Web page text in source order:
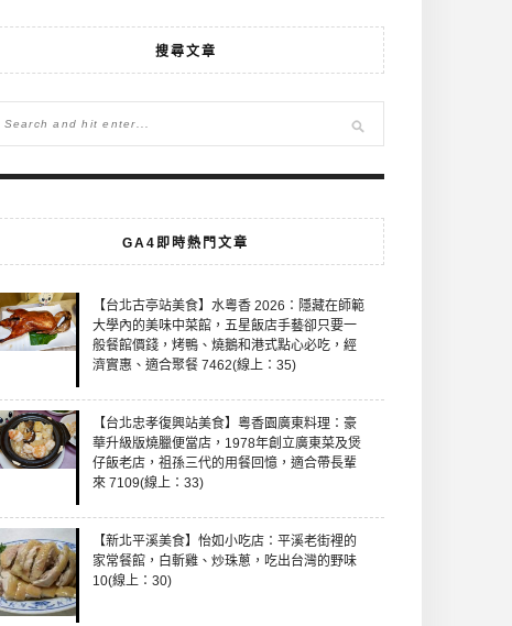
搜尋文章
GA4即時熱門文章
【台北古亭站美食】水粵香 2026：隱藏在師範
大學內的美味中菜館，五星飯店手藝卻只要一
般餐館價錢，烤鴨、燒鵝和港式點心必吃，經
濟實惠、適合聚餐 7462(線上：35)
【台北忠孝復興站美食】粵香園廣東料理：豪
華升級版燒臘便當店，1978年創立廣東菜及煲
仔飯老店，祖孫三代的用餐回憶，適合帶長輩
來 7109(線上：33)
【新北平溪美食】怡如小吃店：平溪老街裡的
家常餐館，白斬雞、炒珠蔥，吃出台灣的野味
10(線上：30)